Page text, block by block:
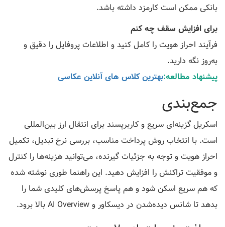
بانکی ممکن است کارمزد داشته باشد.
برای افزایش سقف چه کنم
فرآیند احراز هویت را کامل کنید و اطلاعات پروفایل را دقیق و
به‌روز نگه دارید.
پیشنهاد مطالعه:بهترین کلاس های آنلاین عکاسی
جمع‌بندی
اسکریل گزینه‌ای سریع و کاربرپسند برای انتقال ارز بین‌المللی
است. با انتخاب روش پرداخت مناسب، بررسی نرخ تبدیل، تکمیل
احراز هویت و توجه به جزئیات گیرنده، می‌توانید هزینه‌ها را کنترل
و موفقیت تراکنش را افزایش دهید. این راهنما طوری نوشته شده
که هم سریع اسکن شود و هم پاسخ پرسش‌های کلیدی شما را
بدهد تا شانس دیده‌شدن در دیسکاور و AI Overview بالا برود.